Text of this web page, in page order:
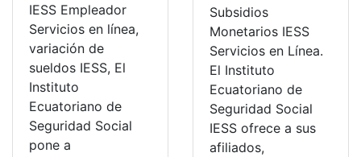
IESS Empleador
Servicios en línea,
variación de
sueldos IESS, El
Instituto
Ecuatoriano de
Seguridad Social
pone a
Subsidios
Monetarios IESS
Servicios en Línea.
El Instituto
Ecuatoriano de
Seguridad Social
IESS ofrece a sus
afiliados,